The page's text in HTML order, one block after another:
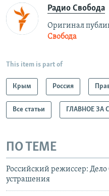
Радио Свобода
Оригинал
Свобода
This item is part of
Крым Россия
Все статьи ГЛАВНОЕ ЗА
ПО ТЕМЕ
Российский режиссер: Дело
устрашения